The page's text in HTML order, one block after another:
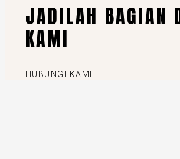
JADILAH BAGIAN
KAMI
HUBUNGI KAMI